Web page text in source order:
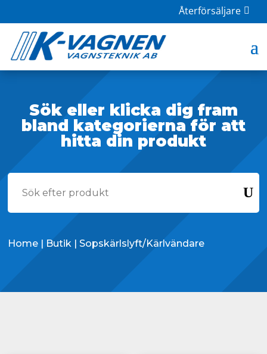
Återförsäljare
Sök eller klicka dig fram
bland kategorierna för att
hitta din produkt
Home | Butik | Sopskärlslyft/Kärlvändare